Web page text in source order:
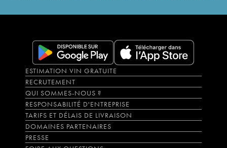
ESTIMATION VIN GRATUITE
RECRUTEMENT
QUI SOMMES-NOUS ?
RESPONSABILITÉ D'ENTREPRISE
TARIFS ET DÉLAIS DE LIVRAISON
DOMAINES PARTENAIRES
PRESSE